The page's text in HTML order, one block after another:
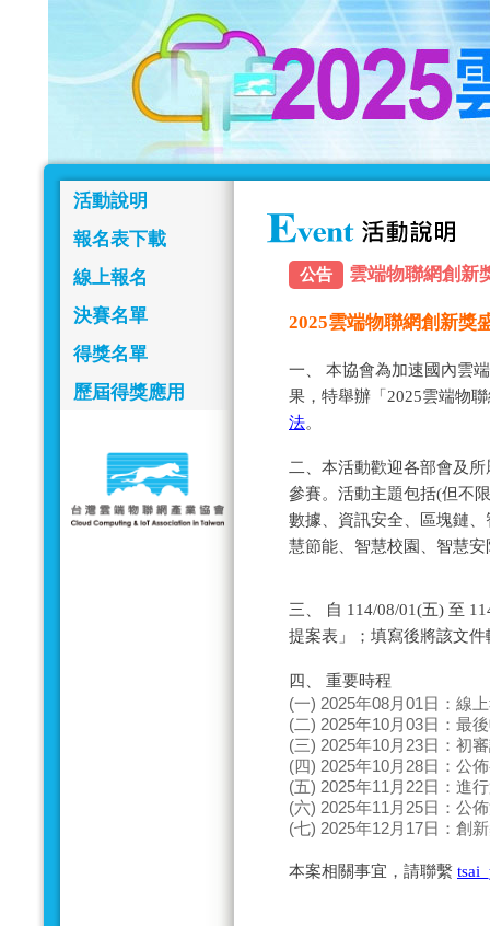
活動說明
報名表下載
線上報名
決賽名單
得獎名單
歷屆得獎應用
公告 雲端物聯網創新
2025雲端物聯網創新獎
一、 本協會為加速國內雲
果，特舉辦「2025雲端物
法。
二、本活動歡迎各部會及
參賽。活動主題包括(但不
數據、資訊安全、區塊鏈
慧節能、智慧校園、智慧
三、 自 114/08/01(五) 至
提案表」；填寫後將該文
四、 重要時程
(一) 2025年08月01日：線
(二) 2025年10月03日：最
(三) 2025年10月23日：初
(四) 2025年10月28日：公
(五) 2025年11月22日：進
(六) 2025年11月25日：公
(七) 2025年12月17日：創
本案相關事宜，請聯繫